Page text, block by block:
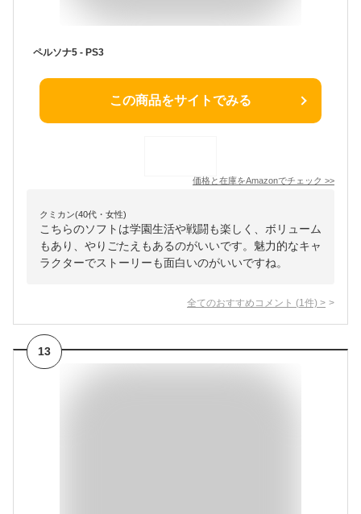
ペルソナ5 - PS3
この商品をサイトでみる
価格と在庫をAmazonでチェック >>
クミカン(40代・女性)
こちらのソフトは学園生活や戦闘も楽しく、ボリューム
もあり、やりごたえもあるのがいいです。魅力的なキャ
ラクターでストーリーも面白いのがいいですね。
全てのおすすめコメント (1 件) >
13